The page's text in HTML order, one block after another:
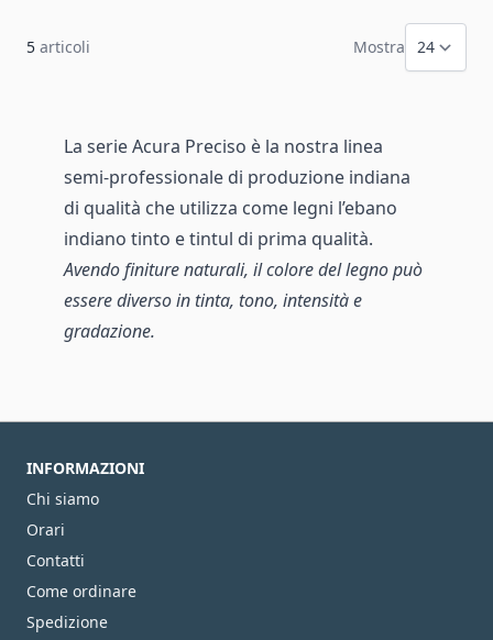
5 articoli Mostra
La serie Acura Preciso è la nostra linea
semi-professionale di produzione indiana
di qualità che utilizza come legni l’ebano
indiano tinto e tintul di prima qualità.
Avendo finiture naturali, il colore del legno può
essere diverso in tinta, tono, intensità e
gradazione.
INFORMAZIONI
Chi siamo
Orari
Contatti
Come ordinare
Spedizione